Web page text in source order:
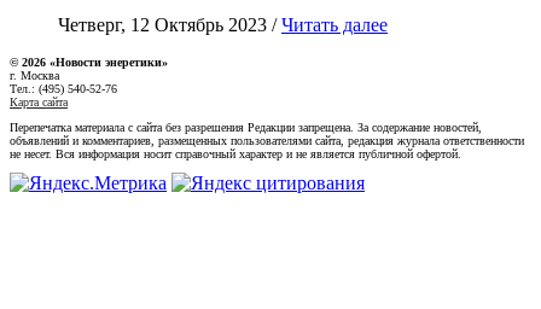
Четверг, 12 Октябрь 2023 /Читать далее
© 2026 «Новости энеретики»
г. Москва
Тел.: (495) 540-52-76
Карта сайта
Перепечатка материала с сайта без разрешения Редакции запрещена. За содержание новостей,
объявлений и комментариев, размещенных пользователями сайта, редакция журнала ответственности
не несет. Вся информация носит справочный характер и не является публичной офертой.